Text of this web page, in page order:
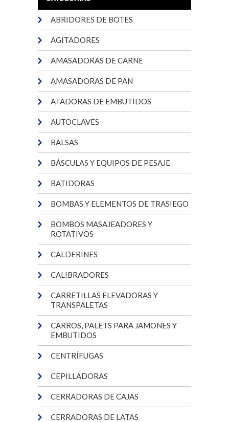
ABRIDORES DE BOTES
AGITADORES
AMASADORAS DE CARNE
AMASADORAS DE PAN
ATADORAS DE EMBUTIDOS
AUTOCLAVES
BALSAS
BÁSCULAS Y EQUIPOS DE PESAJE
BATIDORAS
BOMBAS Y ELEMENTOS DE TRASIEGO
BOMBOS MASAJEADORES Y
ROTATIVOS
CALDERINES
CALIBRADORES
CARRETILLAS ELEVADORAS Y
TRANSPALETAS
CARROS, PALETS PARA JAMONES Y
EMBUTIDOS
CENTRÍFUGAS
CEPILLADORAS
CERRADORAS DE CAJAS
CERRADORAS DE LATAS